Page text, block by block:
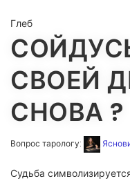
Глеб
СВОЕЙ
СНОВА ?
Вопрос тарологу:
Судьба